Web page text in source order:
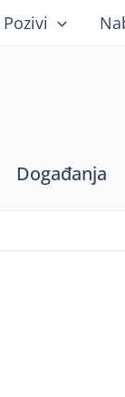
Pozivi
Događanja